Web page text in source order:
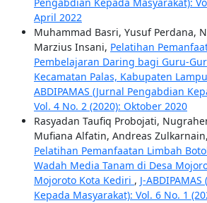
April 2022
Muhammad Basri, Yusuf Perdana,
Marzius Insani, Pelatihan
Pembelajaran Daring bagi Guru-
Kecamatan Palas, Kabupaten
ABDIPAMAS (Jurnal Pengabdian
Vol. 4 No. 2 (2020): Oktober 2020
Rasyadan Taufiq Probojati,
Mufiana Alfatin, Andreas
Pelatihan Pemanfaatan Limbah
Wadah Media Tanam di Desa
Mojoroto Kota Kediri , J-
Kepada Masyarakat): Vol. 6 No. 1